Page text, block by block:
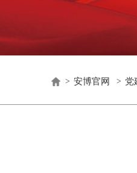
> 安博官网 > 党